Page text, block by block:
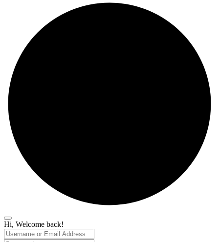
Hi, Welcome back!